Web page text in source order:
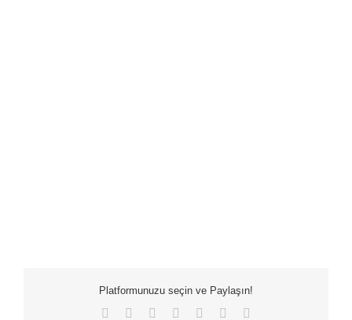
Platformunuzu seçin ve Paylaşın!
Facebook LinkedInWhatsApp
TumblrPinterest